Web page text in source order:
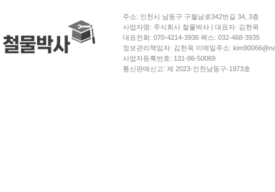
주소: 인천시 남동구 구월남로342번길 34, 3층
사업자명: 주식회사 철물박사 | 대표자: 김헌욱
대표전화: 070-4214-3936 팩스: 032-468-3935
정보관리책임자: 김헌욱 이메일주소:
사업자등록번호: 131-86-50069
통신판매신고: 제 2023-인천남동구-1973호